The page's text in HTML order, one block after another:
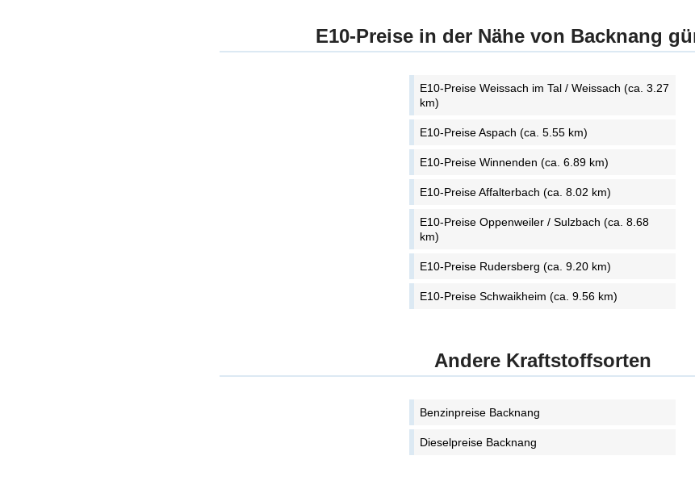
E10-Preise in der Nähe von Backnang
E10-Preise Weissach im Tal / Weissach (ca. 3.27
km)
E10-Preise Aspach (ca. 5.55 km)
E10-Preise Winnenden (ca. 6.89 km)
E10-Preise Affalterbach (ca. 8.02 km)
E10-Preise Oppenweiler / Sulzbach (ca. 8.68
km)
E10-Preise Rudersberg (ca. 9.20 km)
E10-Preise Schwaikheim (ca. 9.56 km)
Andere Kraftstoffsorten
Benzinpreise Backnang
Dieselpreise Backnang